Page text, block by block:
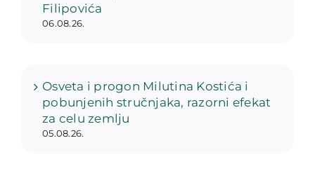
Filipovića
06.08.26.
Osveta i progon Milutina Kostića i
pobunjenih stručnjaka, razorni efekat
za celu zemlju
05.08.26.